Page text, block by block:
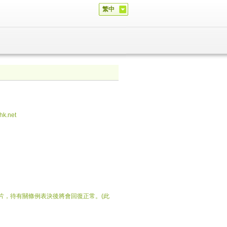
繁中
，待有關條例表決後將會回復正常。(此